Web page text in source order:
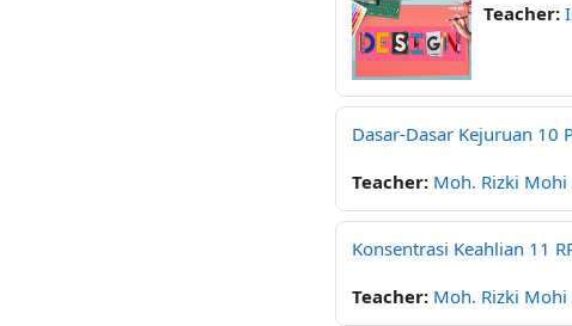
Teacher:
Dasar-Dasar Kejuruan 10
Teacher: Moh. Rizki Mohi
Konsentrasi Keahlian 11
Teacher: Moh. Rizki Mohi